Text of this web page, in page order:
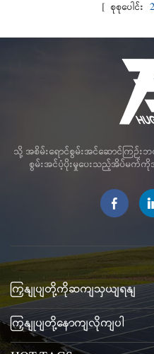
[ စုစုပေါင်း 2
သို့ အစိမ်းရောင်စွမ်းအင်ဆောင်ကြဉ်
စွမ်းအင်ပံ့ပိုးမှုပေးသည့်အိပ်မက်
ကြှနျုပျတို့ကိုဆကျသှယျရနျ
ကြှနျုပျတို့နောကျလိုကျပါ